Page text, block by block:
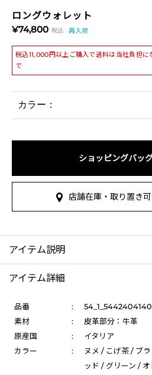
ロングウォレット
¥74,800 税込 再入荷
税込11,000円以上ご購入で送料は当社負担
で
カラー：
ショッピングバッ
店舗在庫・取り置き
アイテム説明
アイテム詳細
品番 :
54_1_5442404140
素材
:
皮革部分：牛革
原産国
:
イタリア
カラー
:
ヌメ / こげ茶 / ブ
ッド / グリーン /